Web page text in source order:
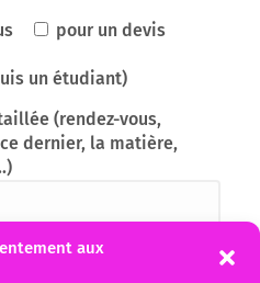
aux
pour un devis
un étudiant)
(rendez-vous,
dernier, la matière,